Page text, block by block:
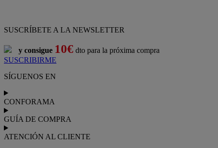
SUSCRÍBETE A LA NEWSLETTER
y consigue 10€ dto para la próxima compra
SUSCRIBIRME
SÍGUENOS EN
CONFORAMA
GUÍA DE COMPRA
ATENCIÓN AL CLIENTE